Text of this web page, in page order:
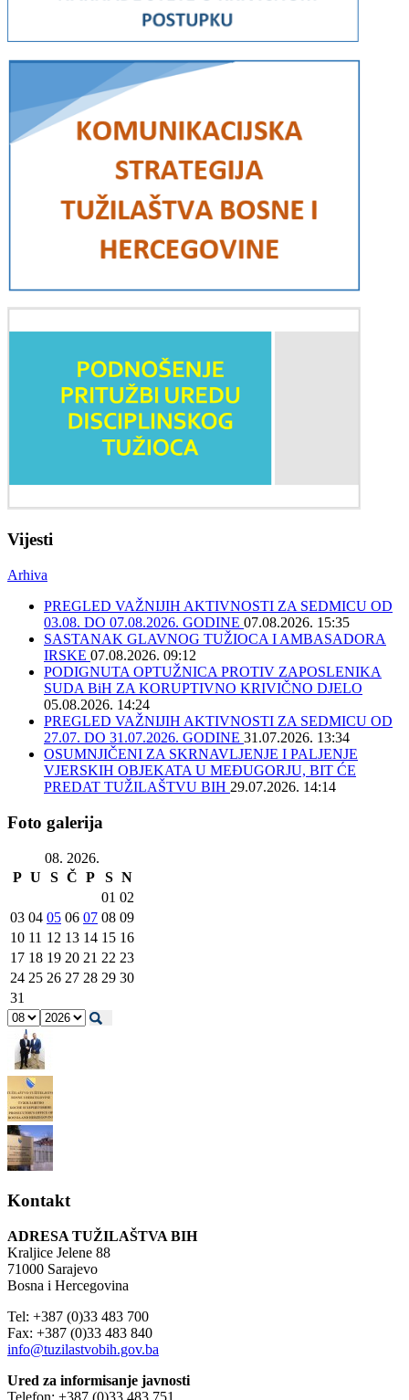
Vijesti
Arhiva
PREGLED VAŽNIJIH AKTIVNOSTI ZA SEDMICU OD
03.08. DO 07.08.2026. GODINE 07.08.2026. 15:35
SASTANAK GLAVNOG TUŽIOCA I AMBASADORA
IRSKE 07.08.2026. 09:12
PODIGNUTA OPTUŽNICA PROTIV ZAPOSLENIKA
SUDA BiH ZA KORUPTIVNO KRIVIČNO DJELO
05.08.2026. 14:24
PREGLED VAŽNIJIH AKTIVNOSTI ZA SEDMICU OD
27.07. DO 31.07.2026. GODINE 31.07.2026. 13:34
OSUMNJIČENI ZA SKRNAVLJENJE I PALJENJE
VJERSKIH OBJEKATA U MEĐUGORJU, BIT ĆE
PREDAT TUŽILAŠTVU BIH 29.07.2026. 14:14
Foto galerija
08. 2026.
P U S Č P S N
01 02
03 04 05 06 07 08 09
10 11 12 13 14 15 16
17 18 19 20 21 22 23
24 25 26 27 28 29 30
31
Kontakt
ADRESA TUŽILAŠTVA BIH
Kraljice Jelene 88
71000 Sarajevo
Bosna i Hercegovina
Tel: +387 (0)33 483 700
Fax: +387 (0)33 483 840
info@tuzilastvobih.gov.ba
Ured za informisanje javnosti
Telefon: +387 (0)33 483 751